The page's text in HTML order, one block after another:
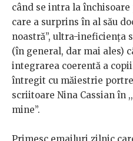
când se intra la închisoare
care a surprins în al său
noastră”, ultra-ineficiența
(în general, dar mai ales)
integrarea coerentă a
întregit cu măiestrie
scriitoare Nina Cassian în
mine”.